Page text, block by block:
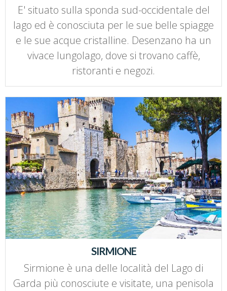
E' situato sulla sponda sud-occidentale del
lago ed è conosciuta per le sue belle spiagge
e le sue acque cristalline. Desenzano ha un
vivace lungolago, dove si trovano caffè,
ristoranti e negozi.
SIRMIONE
Sirmione è una delle località del Lago di
Garda più conosciute e visitate, una penisola